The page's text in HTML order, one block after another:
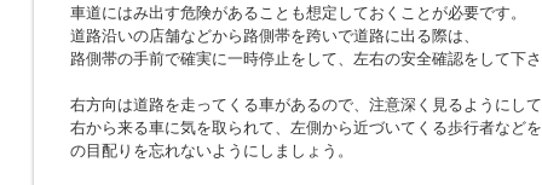
車道にはみ出す危険があることも想定しておくことが必要です。
道路沿いの店舗などから路側帯を跨いで道路に出る際は、
路側帯の手前で確実に一時停止をして、左右の安全確認をして下
右方向は道路を走ってくる車があるので、注意深く見るようにし
右から来る車に気を取られて、左側から近づいてくる歩行者など
の目配りを忘れないようにしましょう。